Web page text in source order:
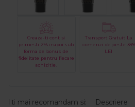
Creaza-ti cont si
primesti 2% inapoi sub
forma de bonus de
fidelitate pentru fiecare
achizitie.
Transport Gratuit La
comenzi de peste 399
LEI
Iti mai recomandam si: Descriere